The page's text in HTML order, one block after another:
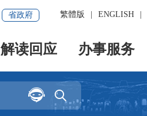
繁體版 ENGLISH
省政府
解读回应 办事服务

